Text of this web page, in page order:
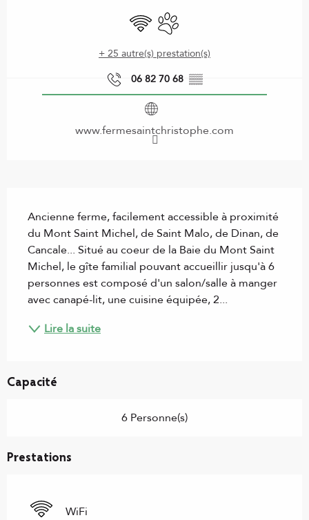
WiFi Animaux acceptés
+ 25 autre(s) prestation(s)
06 82 70 68 ▒▒
www.fermesaintchristophe.com
Ancienne ferme, facilement accessible à proximité
du Mont Saint Michel, de Saint Malo, de Dinan, de
Cancale... Situé au coeur de la Baie du Mont Saint
Michel, le gîte familial pouvant accueillir jusqu'à 6
personnes est composé d'un salon/salle à manger
avec canapé-lit, une cuisine équipée, 2...
Lire la suite
Capacité
6 Personne(s)
Prestations
WiFi